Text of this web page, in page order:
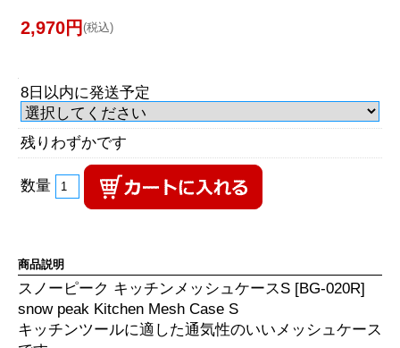
2,970円 (税込)
8日以内に発送予定
残りわずかです
数量
商品説明
スノーピーク キッチンメッシュケースS [BG-020R]
snow peak Kitchen Mesh Case S
キッチンツールに適した通気性のいいメッシュケース